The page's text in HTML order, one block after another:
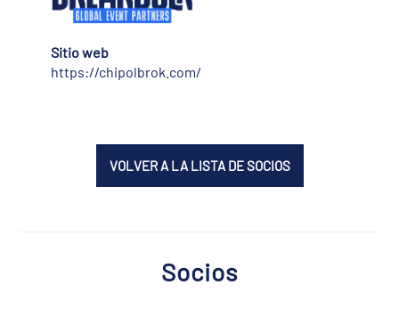
Sitio web
https://chipolbrok.com/
VOLVER A LA LISTA DE SOCIOS
Socios